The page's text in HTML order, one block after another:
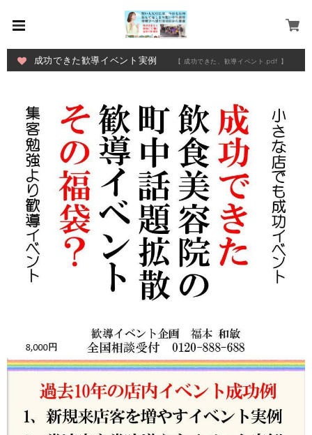
成功できた歓導イベント実例 【 成功できた、歓導イベント.pdf 】